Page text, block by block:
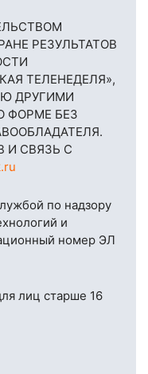
РЕЗУЛЬТАТОВ
ТЕЛЕНЕДЕЛЯ»,
ДРУГИМИ
ФОРМЕ БЕЗ
И СВЯЗЬ С
по надзору
и
номер ЭЛ
лиц старше 16